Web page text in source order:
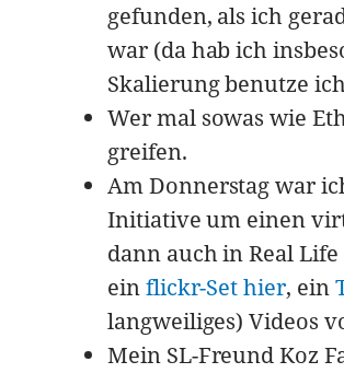
gefunden, als ich
war (da hab ich
Skalierung benutze
Wer mal sowas wie
greifen.
Am Donnerstag war
Initiative um einen
dann auch in Real
einflickr-Set hier, ein
langweiliges) Videos
Mein SL-Freund Koz